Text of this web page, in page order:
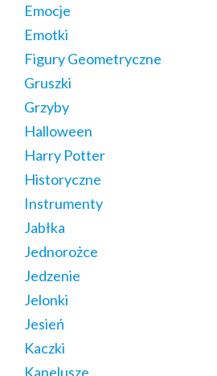
Emocje
Emotki
Figury Geometryczne
Gruszki
Grzyby
Halloween
Harry Potter
Historyczne
Instrumenty
Jabłka
Jednorożce
Jedzenie
Jelonki
Jesień
Kaczki
Kapelusze